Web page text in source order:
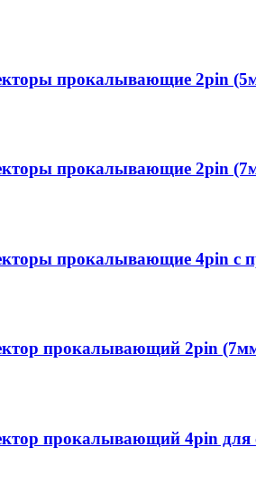
прокалывающие 2pin
прокалывающие 2pin
прокалывающие 4pin с
прокалывающий 2pin
прокалывающий 4pin для